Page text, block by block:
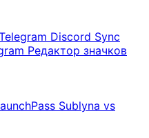
Discord Sync
Редактор значков
Sublyna vs